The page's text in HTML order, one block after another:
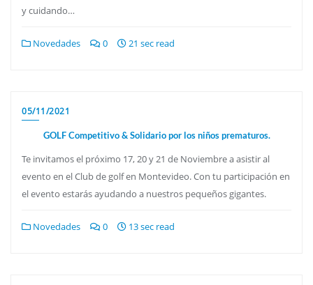
y cuidando…
Novedades 0 21 sec read
05/11/2021
GOLF Competitivo & Solidario por los niños prematuros.
Te invitamos el próximo 17, 20 y 21 de Noviembre a asistir al
evento en el Club de golf en Montevideo. Con tu participación en
el evento estarás ayudando a nuestros pequeños gigantes.
Novedades 0 13 sec read